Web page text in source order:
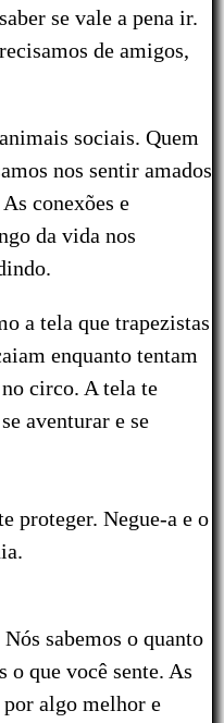
se vale a pena ir.
de amigos,
sociais. Quem
nos sentir amados
conexões e
da vida nos
a tela que trapezistas
enquanto tentam
circo. A tela te
aventurar e se
proteger. Negue-a e o
sabemos o quanto
o que você sente. As
por algo melhor e